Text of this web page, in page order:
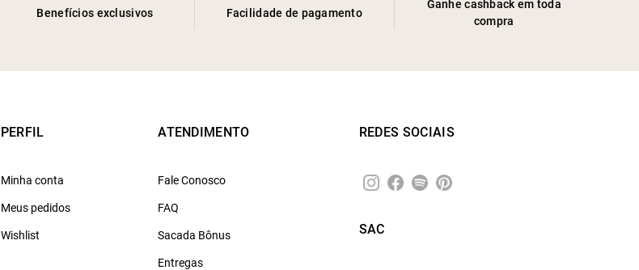
Benefícios exclusivos Facilidade de pagamento
Ganhe cashback em toda
compra
PERFIL
Minha conta
Meus pedidos
Wishlist
ATENDIMENTO
Fale Conosco
FAQ
Sacada Bônus
Entregas
REDES SOCIAIS
SAC